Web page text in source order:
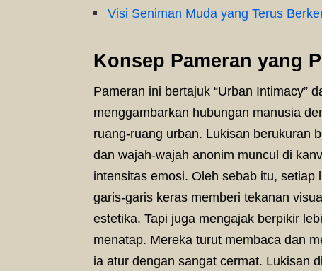
Visi Seniman Muda yang Terus
Konsep Pameran yang
Pameran ini bertajuk “Urban Intimacy”
menggambarkan hubungan manusia
ruang-ruang urban. Lukisan berukuran
dan wajah-wajah anonim muncul di
intensitas emosi. Oleh sebab itu,
garis-garis keras memberi tekanan
estetika. Tapi juga mengajak berpikir
menatap. Mereka turut membaca dan
ia atur dengan sangat cermat. Lukisan